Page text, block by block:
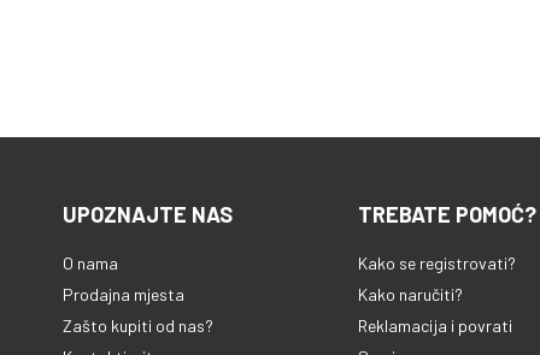
UPOZNAJTE NAS
O nama
Prodajna mjesta
Zašto kupiti od nas?
TREBATE POMOĆ?
Kako se registrovati?
Kako naručiti?
Reklamacija i povrati